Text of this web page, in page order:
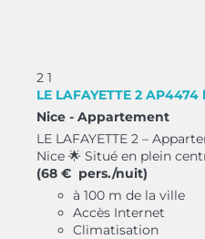
2 1
LE LAFAYETTE 2
Nice - Appartement
LE LAFAYETTE 2 –
Nice 🌟 Situé en plein
(68 € pers./nuit)
à 100 m de la ville
Accès Internet
Climatisation